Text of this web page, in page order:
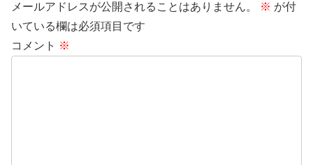
メールアドレスが公開されることはありません。 ※ が付
いている欄は必須項目です
コメント ※